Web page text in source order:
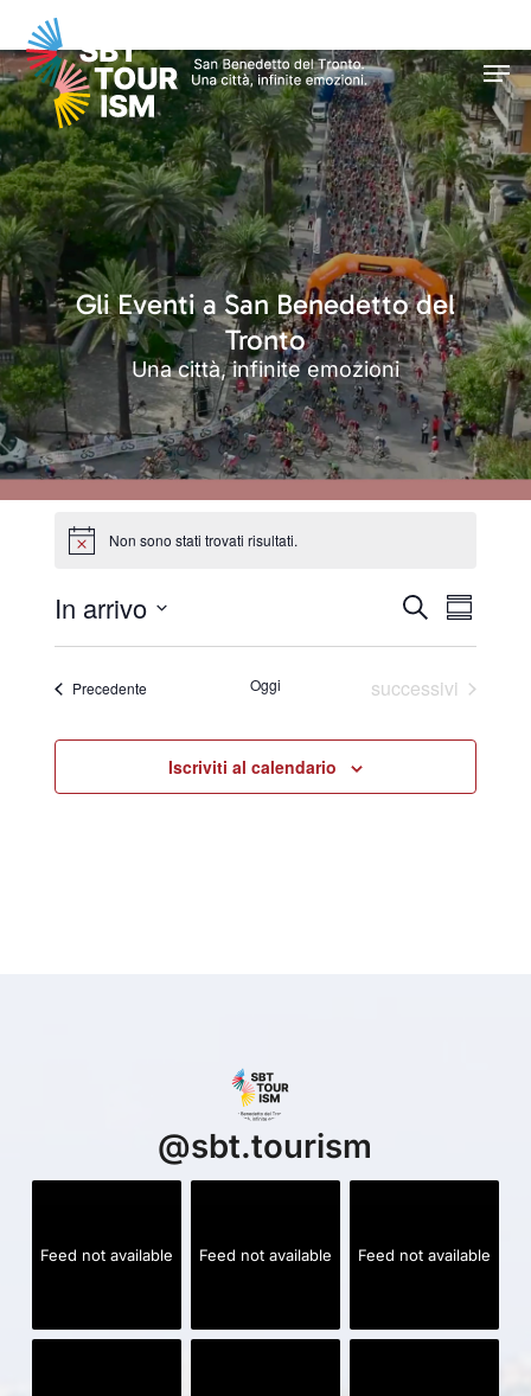
Skip
to
main
content
Gli Eventi a San Benedetto del
Tronto
Una città, infinite emozioni
Notice Non sono stati trovati risultati.
Eventi
Ricerca
e
CercaEvento
Viste
In arrivo
Select
date.
Precedente Oggi Eventi
successivi
Iscriviti al calendario
@sbt.tourism
Feed not available Feed not available Feed not available